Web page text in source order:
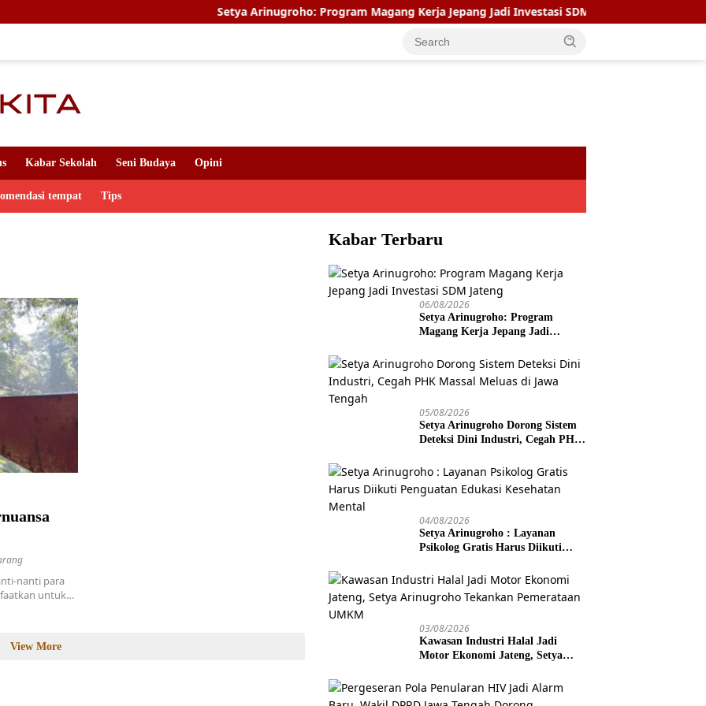
Setya Arinugroho: Program Magang Kerja Jepang Jadi Investasi SDM Jateng
Kabar Sekolah Seni Budaya Opini
tempat Tips
nanti para
untuk…
View More
Kabar Terbaru
06/08/2026
Setya Arinugroho: Program
Magang Kerja Jepang Jadi
05/08/2026
Setya Arinugroho Dorong Sistem
Deteksi Dini Industri, Cegah PHK
04/08/2026
Setya Arinugroho : Layanan
Psikolog Gratis Harus Diikuti
Mental
03/08/2026
Kawasan Industri Halal Jadi
Motor Ekonomi Jateng, Setya
Pemerataan UMKM